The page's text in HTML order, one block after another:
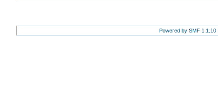
Powered by SMF 1.1.10